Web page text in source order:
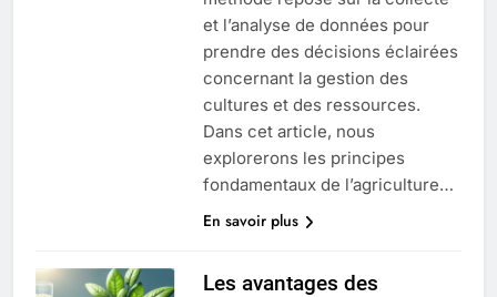
et l’analyse de données pour
prendre des décisions éclairées
concernant la gestion des
cultures et des ressources.
Dans cet article, nous
explorerons les principes
fondamentaux de l’agriculture…
En savoir plus
Les avantages des